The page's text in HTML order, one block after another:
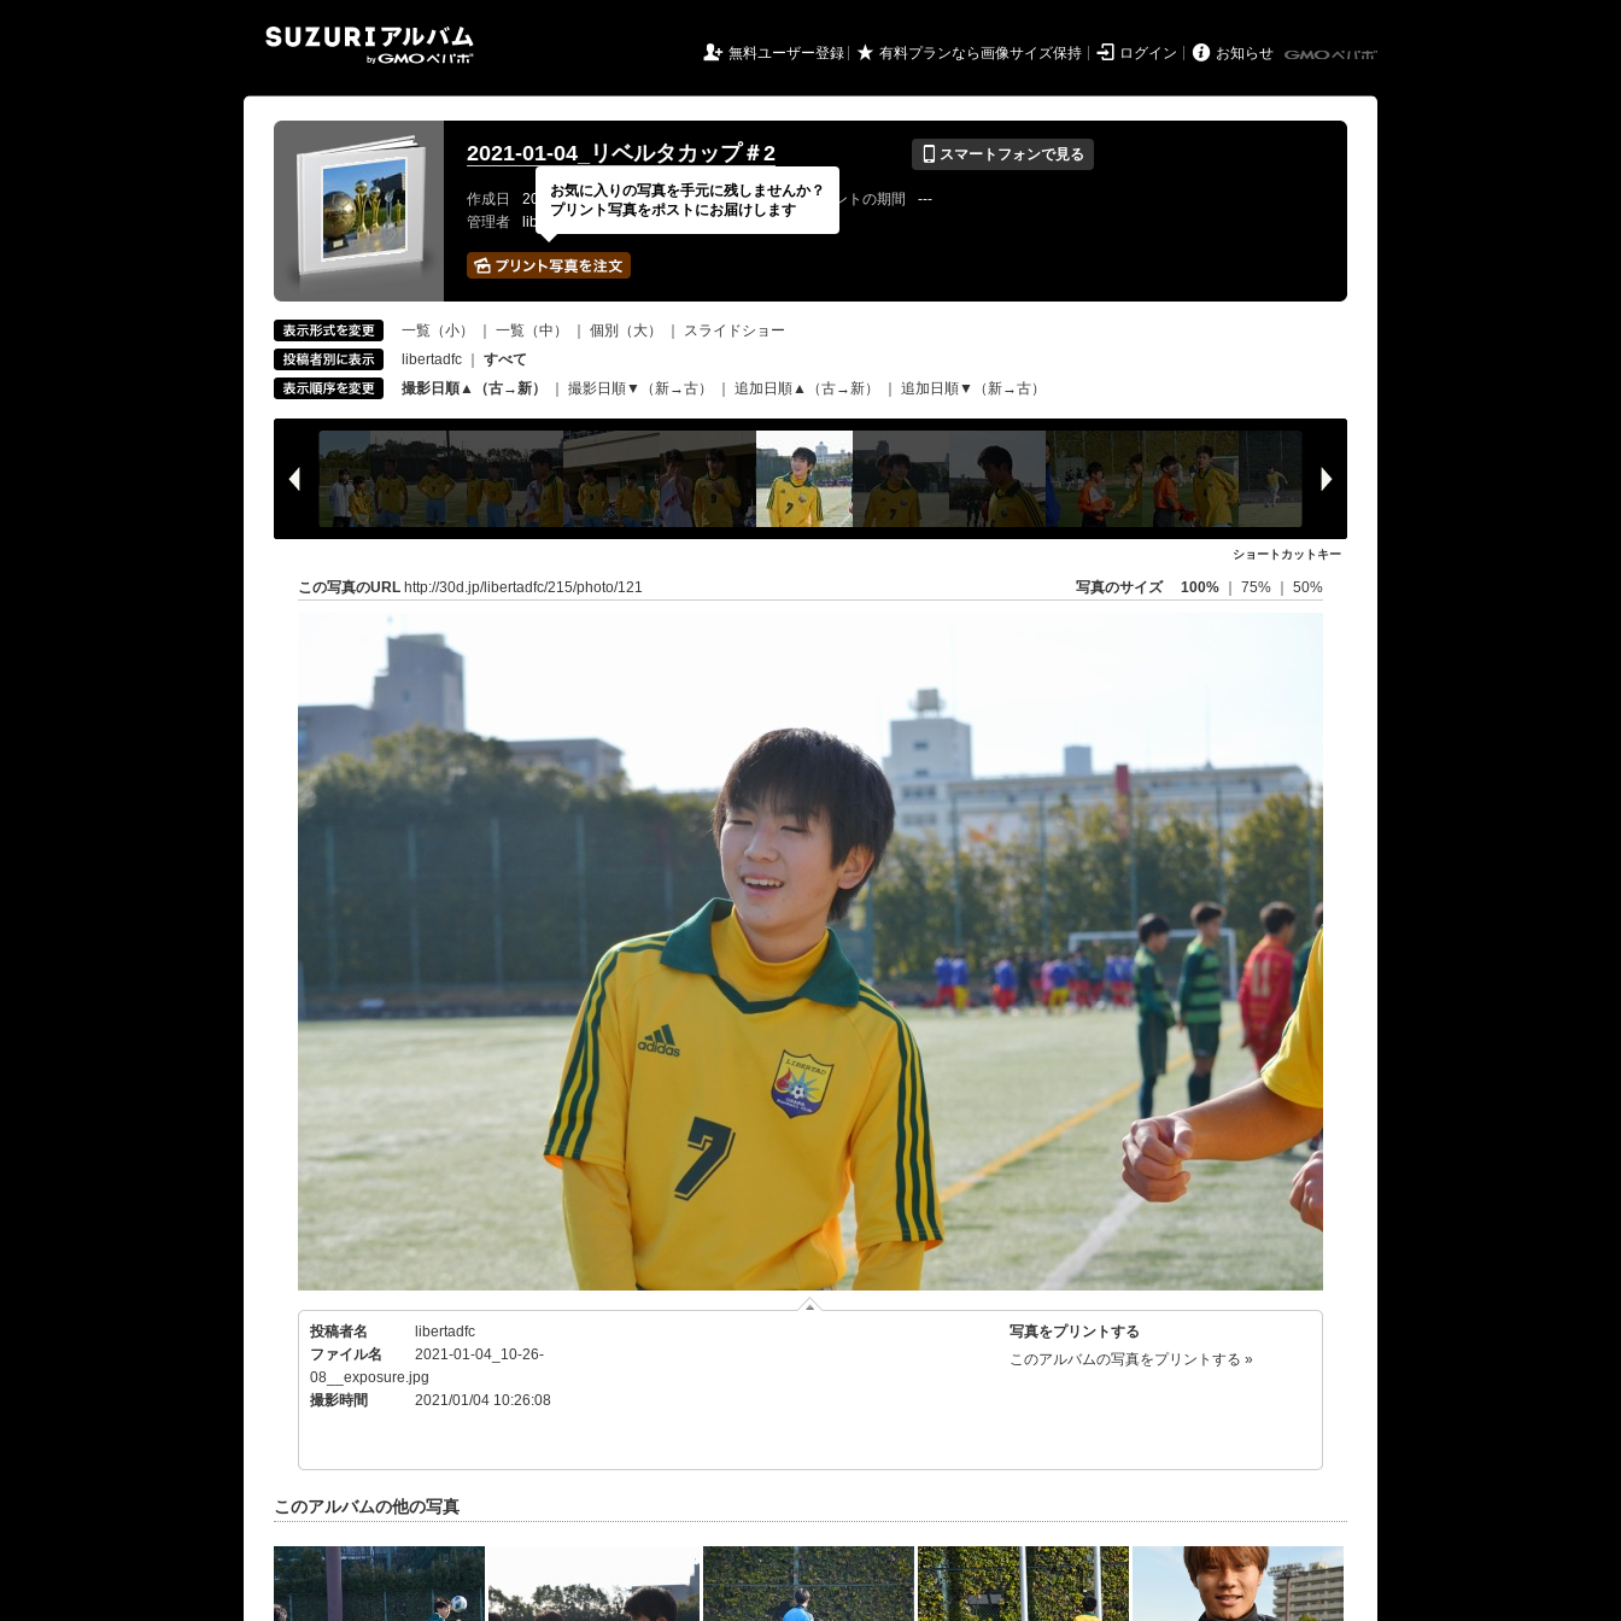
 無料ユーザー登録 ★ 有料プランなら画像サイズ保持  ログイン  お知らせ
2021-01-04_リベルタカップ＃2 📱 スマートフォンで見る
作成日 2022 / 03 / 20 公開終了日 無期限 イベントの期間
---
管理者
libertadfcさん 写真の枚数 387 / 2000枚
一覧（小） 一覧（中） 個別（大）
スライドショー
libertadfc
すべて
撮影日順▲（古→新）
撮影日順▼（新→古） 追加日順▲（古→新） 追加日順▼（新→古）
ショートカットキー
この写真のURL http://30d.jp/libertadfc/215/photo/121 写真のサイズ 100% 75% 50%
投稿者名
libertadfc
ファイル名
2021-01-04_10-26-
08__exposure.jpg
撮影時間
2021/01/04 10:26:08
写真をプリントする
このアルバムの写真をプリントする »
このアルバムの他の写真
お気に入りの写真を手元に残しませんか？
プリント写真をポストにお届けします